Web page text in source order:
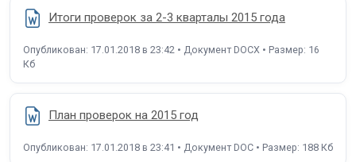
Итоги проверок за 2-3 кварталы 2015 года
Опубликован: 17.01.2018 в 23:42 • Документ DOCX • Размер: 16
Кб
План проверок на 2015 год
Опубликован: 17.01.2018 в 23:41 • Документ DOC • Размер: 188 Кб